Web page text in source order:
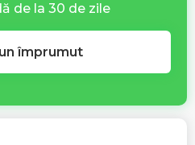
de la 30 de zile
împrumut